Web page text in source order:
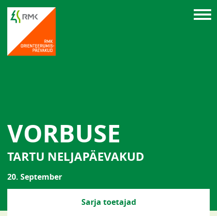
VORBUSE
TARTU NELJAPÄEVAKUD
20. September
Sarja toetajad